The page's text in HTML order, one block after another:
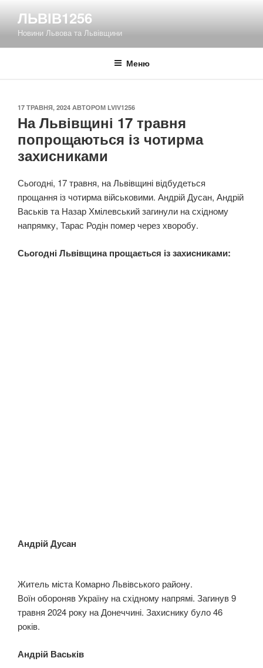
вмісту
ЛЬВІВ1256
Новини Львова та Львівщини
Меню
ОПУБЛІКОВАНО
17 ТРАВНЯ, 2024 АВТОРОМ LVIV1256
На Львівщині 17 травня
попрощаються із чотирма
захисниками
Сьогодні, 17 травня, на Львівщині відбудеться
прощання із чотирма військовими. Андрій Дусан, Андрій
Васьків та Назар Хмілевський загинули на східному
напрямку, Тарас Родін помер через хворобу.
Сьогодні Львівщина прощається із захисниками:
Андрій Дусан
Житель міста Комарно Львівського району.
Воїн обороняв Україну на східному напрямі. Загинув 9
травня 2024 року на Донеччині. Захиснику було 46
років.
Андрій Васьків